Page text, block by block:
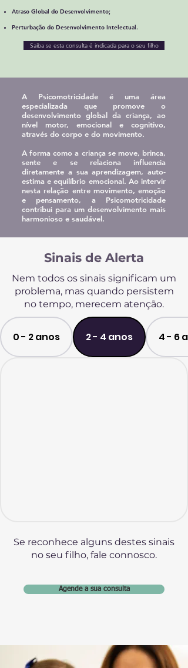
Atraso Global do Desenvolvimento;
Perturbação do Desenvolvimento Intelectual.
Saiba se esta consulta é indicada para o seu filho
A Psicomotricidade é uma área
especializada que promove o
desenvolvimento global da criança, ao
nível motor, emocional e cognitivo,
através do corpo e do movimento.
A forma como a criança se move, brinca,
sente e se relaciona influencia
diretamente a sua aprendizagem, auto-
estima e equilíbrio emocional. Ao intervir
nesta relação entre movimento, emoção
e pensamento, a Psicomotricidade
contribui para um desenvolvimento mais
harmonioso e saudável.
Sinais de Alerta
Nem todos os sinais significam um
problema, mas quando persistem
no tempo, merecem atenção.
0 - 2 anos 2 - 4 anos 4 - 6
Se reconhece alguns destes sinais
no seu filho, fale connosco.
Agende a sua consulta